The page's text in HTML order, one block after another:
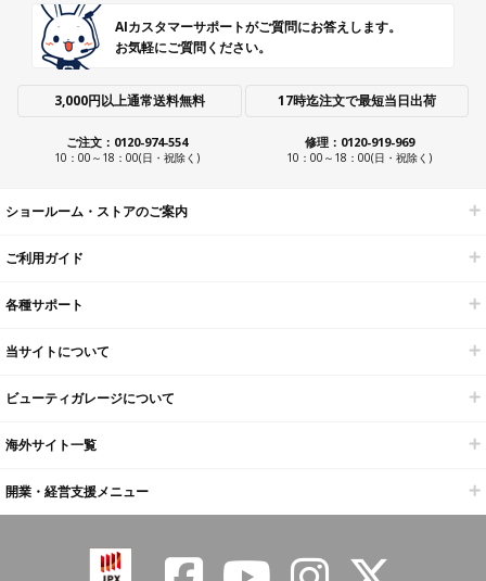
AIカスタマーサポートがご質問にお答えします。
お気軽にご質問ください。
3,000円以上通常送料無料 17時迄注文で最短当日出荷
ご注文：0120-974-554
10：00～18：00(日・祝除く)
修理：0120-919-969
10：00～18：00(日・祝除く)
ショールーム・ストアのご案内
ご利用ガイド
各種サポート
当サイトについて
ビューティガレージについて
海外サイト一覧
開業・経営支援メニュー